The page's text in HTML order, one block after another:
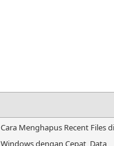
Cara Menghapus Recent Files di